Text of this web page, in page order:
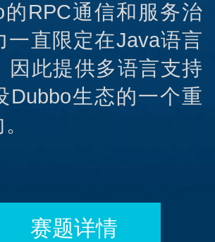
的RPC通信和服务治
一直限定在Java语言
因此提供多语言支持
Dubbo生态的一个重
赛题详情